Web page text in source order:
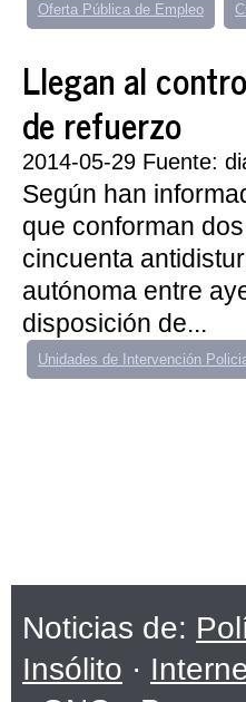
Oferta Pública de Empleo
Llegan al
de refuerzo
2014-05-29 Fuente:
Según han
que conforman
cincuenta
autónoma entre
disposición de...
Unidades de Intervención
Noticias de:
Insólito ·